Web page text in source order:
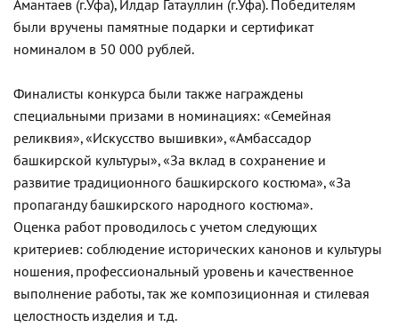
Амантаев (г.Уфа), Илдар Гатауллин (г.Уфа). Победителям
были вручены памятные подарки и сертификат
номиналом в 50 000 рублей.
Финалисты конкурса были также награждены
специальными призами в номинациях: «Семейная
реликвия», «Искусство вышивки», «Амбассадор
башкирской культуры», «За вклад в сохранение и
развитие традиционного башкирского костюма», «За
пропаганду башкирского народного костюма».
Оценка работ проводилось с учетом следующих
критериев: соблюдение исторических канонов и культуры
ношения, профессиональный уровень и качественное
выполнение работы, так же композиционная и стилевая
целостность изделия и т.д.